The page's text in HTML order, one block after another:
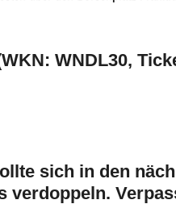
WNDL30,
sich in den
verdoppeln.